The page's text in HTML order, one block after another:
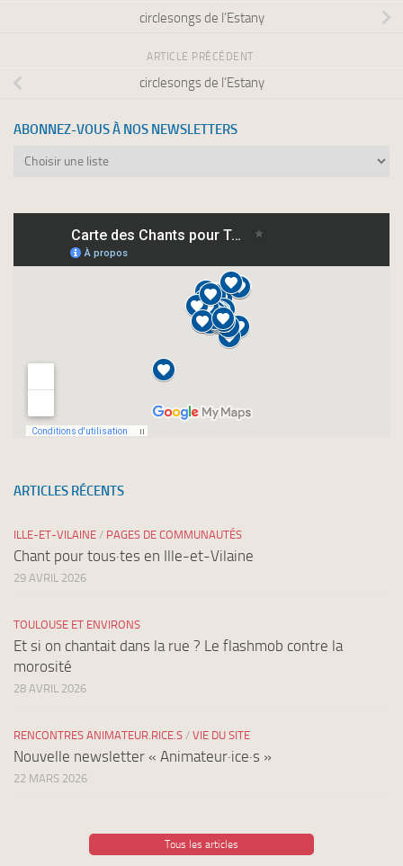
circlesongs de l’Estany
ARTICLE PRÉCÉDENT
circlesongs de l’Estany
ABONNEZ-VOUS À NOS NEWSLETTERS
Abonnez-
newsletters
ARTICLES RÉCENTS
ILLE-ET-VILAINE / PAGES DE COMMUNAUTÉS
Chant pour tous·tes en Ille-et-Vilaine
29 AVRIL 2026
TOULOUSE ET ENVIRONS
Et si on chantait dans la rue ? Le flashmob contre la
morosité
28 AVRIL 2026
RENCONTRES ANIMATEUR.RICE.S / VIE DU SITE
Nouvelle newsletter « Animateur·ice·s »
22 MARS 2026
Tous les articles